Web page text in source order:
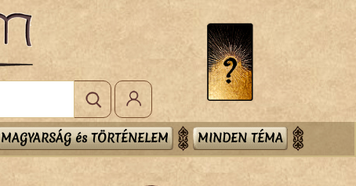
MAGYARSÁG és TÖRTÉNELEM MINDEN TÉMA